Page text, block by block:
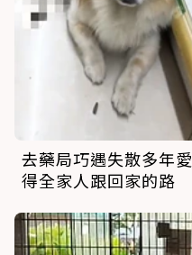
去藥局巧遇失散多年
得全家人跟回家的路